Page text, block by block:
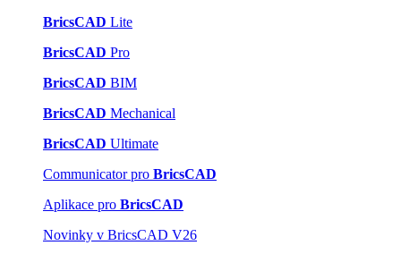
BricsCAD Lite
BricsCAD Pro
BricsCAD BIM
BricsCAD Mechanical
BricsCAD Ultimate
Communicator pro BricsCAD
Aplikace pro BricsCAD
Novinky v BricsCAD V26